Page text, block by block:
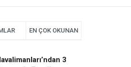
EN ÇOK OKUNAN
3